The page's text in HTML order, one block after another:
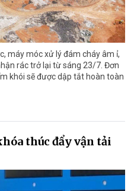
máy móc xử lý đám cháy âm ỉ,
rác trở lại từ sáng 23/7. Đơn
khói sẽ được dập tắt hoàn toàn
thúc đẩy vận tải